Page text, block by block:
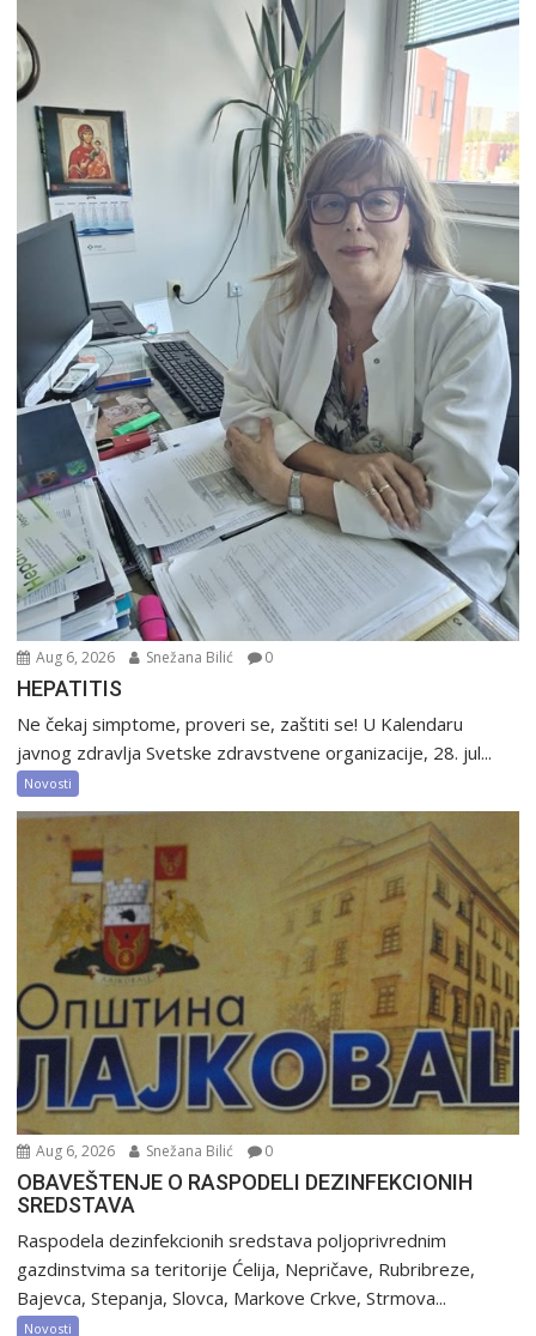
Aug 6, 2026 Snežana Bilić 0
HEPATITIS
Ne čekaj simptome, proveri se, zaštiti se! U Kalendaru
javnog zdravlja Svetske zdravstvene organizacije, 28. jul...
Novosti
Aug 6, 2026 Snežana Bilić 0
OBAVEŠTENJE O RASPODELI DEZINFEKCIONIH
SREDSTAVA
Raspodela dezinfekcionih sredstava poljoprivrednim
gazdinstvima sa teritorije Ćelija, Nepričave, Rubribreze,
Bajevca, Stepanja, Slovca, Markove Crkve, Strmova...
Novosti